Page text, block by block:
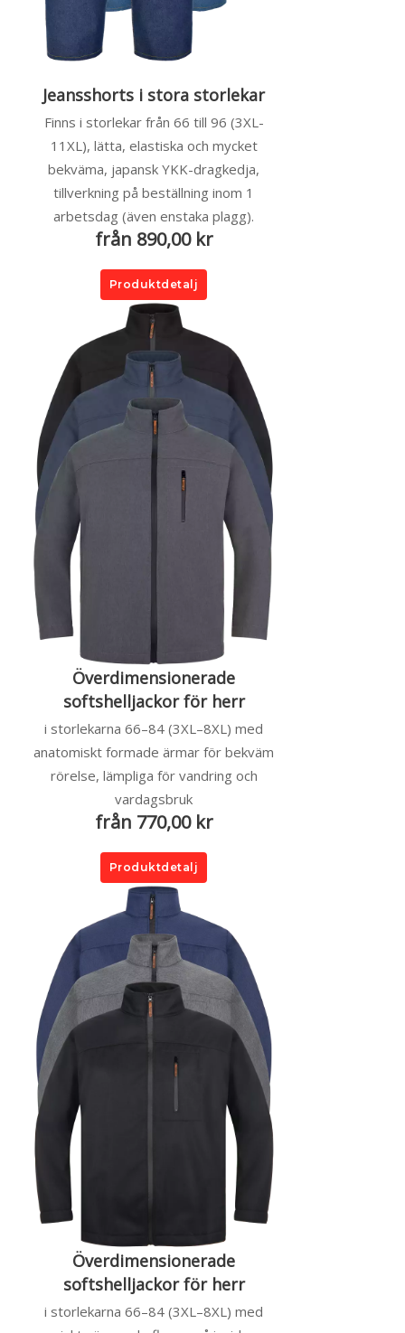
Jeansshorts i stora storlekar
Finns i storlekar från 66 till 96 (3XL-
11XL), lätta, elastiska och mycket
bekväma, japansk YKK-dragkedja,
tillverkning på beställning inom 1
arbetsdag (även enstaka plagg).
från 890,00 kr
Produktdetalj
Överdimensionerade
softshelljackor för herr
i storlekarna 66–84 (3XL–8XL) med
anatomiskt formade ärmar för bekväm
rörelse, lämpliga för vandring och
vardagsbruk
från 770,00 kr
Produktdetalj
Överdimensionerade
softshelljackor för herr
i storlekarna 66–84 (3XL–8XL) med